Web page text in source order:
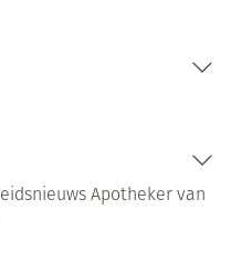
Apotheker van